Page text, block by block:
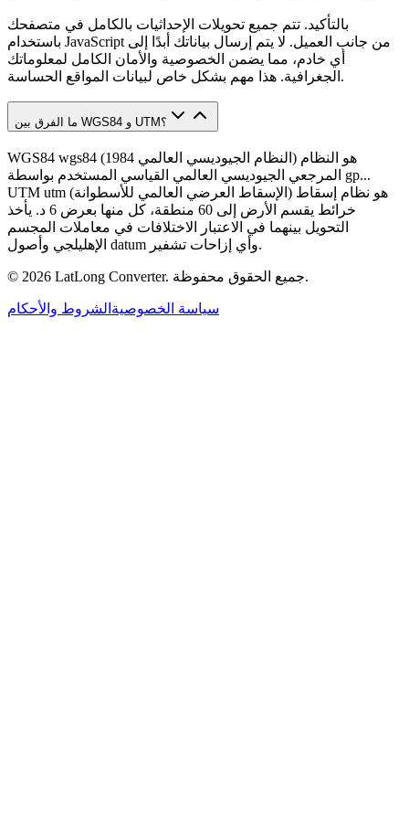
بالتأكيد. تتم جميع تحويلات الإحداثيات بالكامل في متصفحك
باستخدام JavaScript من جانب العميل. لا يتم إرسال بياناتك أبدًا إلى
أي خادم، مما يضمن الخصوصية والأمان الكامل لمعلوماتك
الجغرافية. هذا مهم بشكل خاص لبيانات المواقع الحساسة.
ما الفرق بين WGS84 و UTM؟
WGS84 wgs84 (النظام الجيوديسي العالمي 1984) هو النظام
المرجعي الجيوديسي العالمي القياسي المستخدم بواسطة gp...
UTM utm (الإسقاط العرضي العالمي للأسطوانة) هو نظام إسقاط
خرائط يقسم الأرض إلى 60 منطقة، كل منها بعرض 6 د. يأخذ
التحويل بينهما في الاعتبار الاختلافات في معاملات المجسم
الإهليلجي وأصول datum وأي إزاحات تشفير.
© 2026 LatLong Converter. جميع الحقوق محفوظة.
سياسة الخصوصية الشروط والأحكام